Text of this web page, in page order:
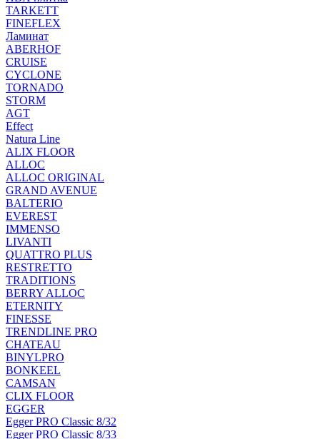
TARKETT
FINEFLEX
Ламинат
ABERHOF
CRUISE
CYCLONE
TORNADO
STORM
AGT
Effect
Natura Line
ALIX FLOOR
ALLOC
ALLOC ORIGINAL
GRAND AVENUE
BALTERIO
EVEREST
IMMENSO
LIVANTI
QUATTRO PLUS
RESTRETTO
TRADITIONS
BERRY ALLOC
ETERNITY
FINESSE
TRENDLINE PRO
CHATEAU
BINYLPRO
BONKEEL
CAMSAN
CLIX FLOOR
EGGER
Egger PRO Classic 8/32
Egger PRO Classic 8/33